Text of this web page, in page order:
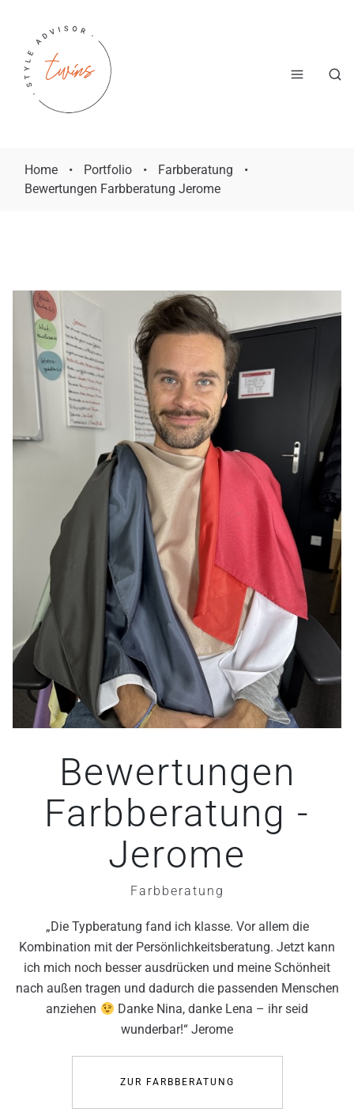
Home • Portfolio • Farbberatung
•
Bewertungen Farbberatung Jerome
Bewertungen
Farbberatung -
Jerome
Farbberatung
„Die Typberatung fand ich klasse. Vor allem die
Kombination mit der Persönlichkeitsberatung. Jetzt kann
ich mich noch besser ausdrücken und meine Schönheit
nach außen tragen und dadurch die passenden Menschen
anziehen
Danke Nina, danke Lena – ihr seid
wunderbar!“ Jerome
ZUR FARBBERATUNG